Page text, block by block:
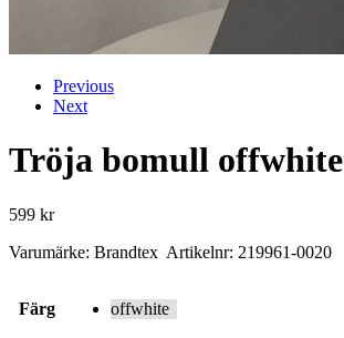
Previous
Next
Tröja bomull offwhite
599 kr
Varumärke: Brandtex Artikelnr: 219961-0020
Färg offwhite